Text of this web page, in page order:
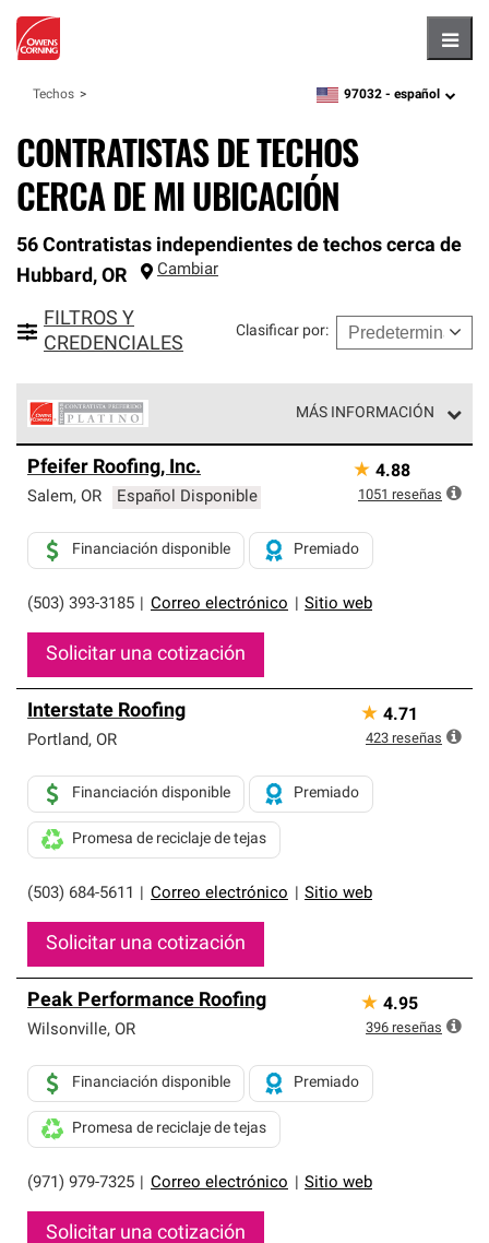
Techos zipcode,language
97032 - español
CONTRATISTAS DE TECHOS
CERCA DE MI UBICACIÓN
56 Contratistas independientes de techos cerca de
Hubbard, OR Cambiar
FILTROS Y
CREDENCIALES
Clasificar por:
MÁS INFORMACIÓN
Corning constituyen el nivel superior de nuestra red
exclusiva y cumplen con estándares estrictos de
Solo ellos pueden ofrecer nuestra mejor garantía de
sistemas de techos.
Pfeifer Roofing, Inc.
Salem, OR Español Disponible
(503) 393-3185 Correo electrónico Sitio web
Financiación disponible Premiado
Solicitar una cotización
★ 4.88
1051 reseñas
Interstate Roofing
Portland, OR
(503) 684-5611 Correo electrónico Sitio web
Financiación disponible Premiado
Promesa de reciclaje de tejas
Solicitar una cotización
★ 4.71
423 reseñas
Peak Performance Roofing
Wilsonville, OR
(971) 979-7325 Correo electrónico Sitio web
Financiación disponible Premiado
Promesa de reciclaje de tejas
Solicitar una cotización
★ 4.95
396 reseñas